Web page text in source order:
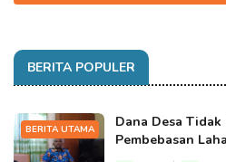
BERITA POPULER
BERITA UTAMA
Dana Desa
Pembebasan